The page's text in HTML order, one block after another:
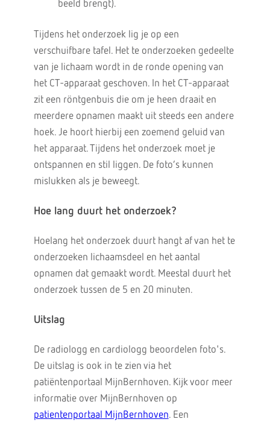
beeld brengt).
Tijdens het onderzoek lig je op een
verschuifbare tafel. Het te onderzoeken gedeelte
van je lichaam wordt in de ronde opening van
het CT-apparaat geschoven. In het CT-apparaat
zit een röntgenbuis die om je heen draait en
meerdere opnamen maakt uit steeds een andere
hoek. Je hoort hierbij een zoemend geluid van
het apparaat. Tijdens het onderzoek moet je
ontspannen en stil liggen. De foto’s kunnen
mislukken als je beweegt.
Hoe lang duurt het onderzoek?
Hoelang het onderzoek duurt hangt af van het te
onderzoeken lichaamsdeel en het aantal
opnamen dat gemaakt wordt. Meestal duurt het
onderzoek tussen de 5 en 20 minuten.
Uitslag
De radiologg en cardiologg beoordelen foto's.
De uitslag is ook in te zien via het
patiëntenportaal MijnBernhoven. Kijk voor meer
informatie over MijnBernhoven op
patientenportaal MijnBernhoven. Een